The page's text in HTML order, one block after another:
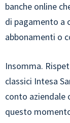
banche online
di pagamento a
abbonamenti o
Insomma.
classici Intesa
conto aziendale
questo